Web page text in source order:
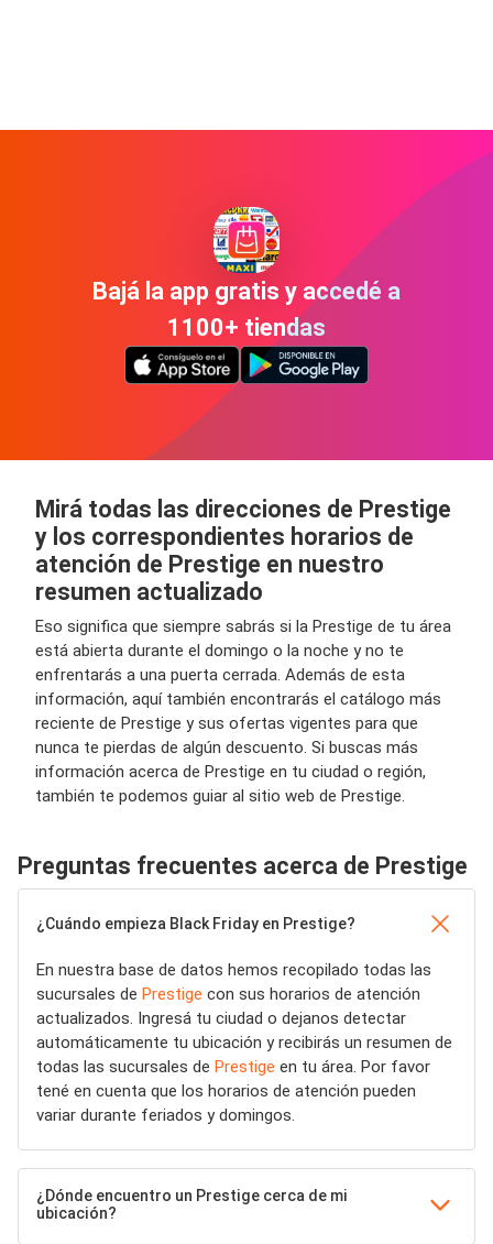
Bajá la app gratis y accedé a
1100+ tiendas
Mirá todas las direcciones de Prestige
y los correspondientes horarios de
atención de Prestige en nuestro
resumen actualizado
Eso significa que siempre sabrás si la Prestige de tu área
está abierta durante el domingo o la noche y no te
enfrentarás a una puerta cerrada. Además de esta
información, aquí también encontrarás el catálogo más
reciente de Prestige y sus ofertas vigentes para que
nunca te pierdas de algún descuento. Si buscas más
información acerca de Prestige en tu ciudad o región,
también te podemos guiar al sitio web de Prestige.
Preguntas frecuentes acerca de Prestige
¿Cuándo empieza Black Friday en Prestige?
En nuestra base de datos hemos recopilado todas las
sucursales de Prestige con sus horarios de atención
actualizados. Ingresá tu ciudad o dejanos detectar
automáticamente tu ubicación y recibirás un resumen de
todas las sucursales de Prestige en tu área. Por favor
tené en cuenta que los horarios de atención pueden
variar durante feriados y domingos.
¿Dónde encuentro un Prestige cerca de mi
ubicación?